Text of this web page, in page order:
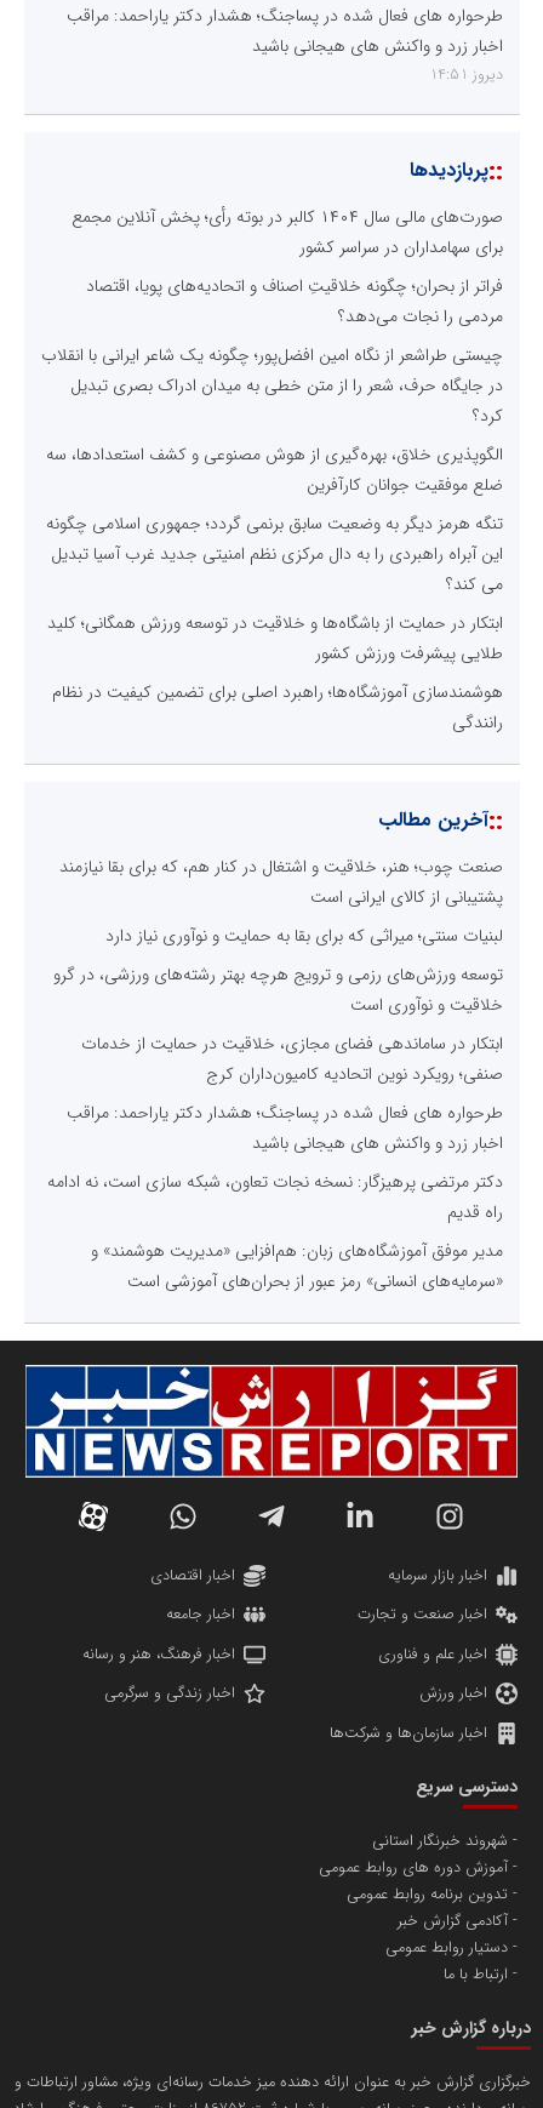
طرحواره های فعال شده در پساجنگ؛ هشدار دکتر یاراحمد: مراقب
اخبار زرد و واکنش های هیجانی باشید
دیروز 14:51
::پربازدیدها
صورت‌های مالی سال ۱۴۰۴ کالبر در بوته رأی؛ پخش آنلاین مجمع
برای سهامداران در سراسر کشور
فراتر از بحران؛ چگونه خلاقیتِ اصناف و اتحادیه‌های پویا، اقتصاد
مردمی را نجات می‌دهد؟
چیستی طراشعر از نگاه امین افضل‌پور؛ چگونه یک شاعر ایرانی با انقلاب
در جایگاه حرف، شعر را از متن خطی به میدان ادراک بصری تبدیل
کرد؟
الگوپذیری خلاق، بهره‌گیری از هوش مصنوعی و کشف استعدادها، سه
ضلع موفقیت جوانان کارآفرین
تنگه هرمز دیگر به وضعیت سابق برنمی گردد؛ جمهوری اسلامی چگونه
این آبراه راهبردی را به دال مرکزی نظم امنیتی جدید غرب آسیا تبدیل
می کند؟
ابتکار در حمایت از باشگاه‌ها و خلاقیت در توسعه ورزش همگانی؛ کلید
طلایی پیشرفت ورزش کشور
هوشمندسازی آموزشگاه‌ها؛ راهبرد اصلی برای تضمین کیفیت در نظام
رانندگی
::آخرین مطالب
صنعت چوب؛ هنر، خلاقیت و اشتغال در کنار هم، که برای بقا نیازمند
پشتیبانی از کالای ایرانی است
لبنیات سنتی؛ میراثی که برای بقا به حمایت و نوآوری نیاز دارد
توسعه ورزش‌های رزمی و ترویج هرچه بهتر رشته‌های ورزشی، در گرو
خلاقیت و نوآوری است
ابتکار در ساماندهی فضای مجازی، خلاقیت در حمایت از خدمات
صنفی؛ رویکرد نوین اتحادیه کامیون‌داران کرج
طرحواره های فعال شده در پساجنگ؛ هشدار دکتر یاراحمد: مراقب
اخبار زرد و واکنش های هیجانی باشید
دکتر مرتضی پرهیزگار: نسخه نجات تعاون، شبکه سازی است، نه ادامه
راه قدیم
مدیر موفق آموزشگاه‌های زبان: هم‌افزایی «مدیریت هوشمند» و
«سرمایه‌های انسانی» رمز عبور از بحران‌های آموزشی است
اخبار بازار سرمایه
اخبار اقتصادی
اخبار صنعت و تجارت
اخبار جامعه
اخبار علم و فناوری
اخبار فرهنگ، هنر و رسانه
اخبار ورزش
اخبار زندگی و سرگرمی
اخبار سازمان‌ها و شرکت‌ها
دسترسی سریع
شهروند خبرنگار استانی
آموزش دوره های روابط عمومی
تدوین برنامه روابط عمومی
آکادمی گزارش خبر
دستیار روابط عمومی
ارتباط با ما
درباره گزارش خبر
خبرگزاری گزارش خبر به عنوان ارائه دهنده میز خدمات رسانه‌ای ویژه، مشاور ارتباطات و